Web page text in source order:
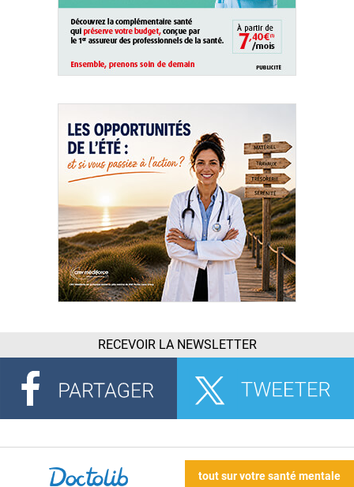
RECEVOIR LA NEWSLETTER
tout sur votre santé mentale